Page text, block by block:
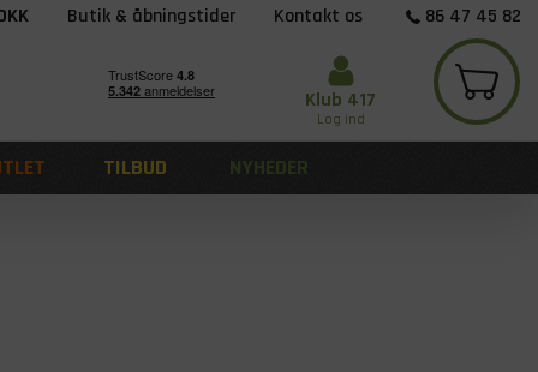
Butik & åbningstider Kontakt os
86 47 45 82
Klub 417
Log ind
TILBUD NYHEDER